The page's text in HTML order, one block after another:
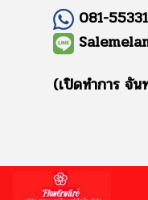
081-
(เปิดทำการ จั